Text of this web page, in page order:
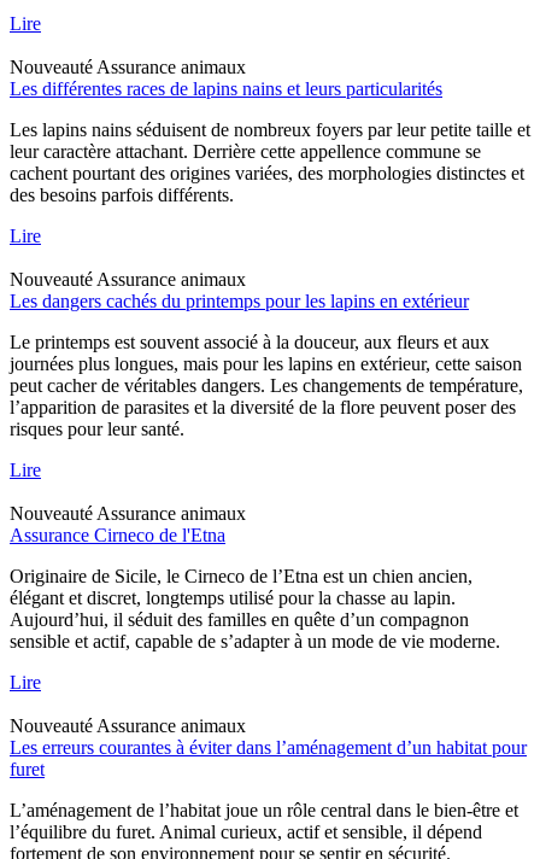
Lire
Nouveauté Assurance animaux
Les différentes races de lapins nains et leurs particularités
Les lapins nains séduisent de nombreux foyers par leur petite taille et
leur caractère attachant. Derrière cette appellence commune se
cachent pourtant des origines variées, des morphologies distinctes et
des besoins parfois différents.
Lire
Nouveauté Assurance animaux
Les dangers cachés du printemps pour les lapins en extérieur
Le printemps est souvent associé à la douceur, aux fleurs et aux
journées plus longues, mais pour les lapins en extérieur, cette saison
peut cacher de véritables dangers. Les changements de température,
l’apparition de parasites et la diversité de la flore peuvent poser des
risques pour leur santé.
Lire
Nouveauté Assurance animaux
Assurance Cirneco de l'Etna
Originaire de Sicile, le Cirneco de l’Etna est un chien ancien,
élégant et discret, longtemps utilisé pour la chasse au lapin.
Aujourd’hui, il séduit des familles en quête d’un compagnon
sensible et actif, capable de s’adapter à un mode de vie moderne.
Lire
Nouveauté Assurance animaux
Les erreurs courantes à éviter dans l’aménagement d’un habitat pour
furet
L’aménagement de l’habitat joue un rôle central dans le bien-être et
l’équilibre du furet. Animal curieux, actif et sensible, il dépend
fortement de son environnement pour se sentir en sécurité.